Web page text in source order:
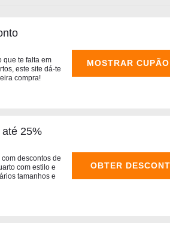
que te falta em
este site dá-te
compra!
MOSTRAR CUPÃO
25%
descontos de
com estilo e
tamanhos e
OBTER